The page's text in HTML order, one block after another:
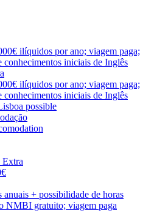
ilíquidos por ano; viagem paga;
conhecimentos iniciais de Inglês
ilíquidos por ano; viagem paga;
conhecimentos iniciais de Inglês
possible
Extra
+ possibilidade de horas
NMBI gratuito; viagem paga